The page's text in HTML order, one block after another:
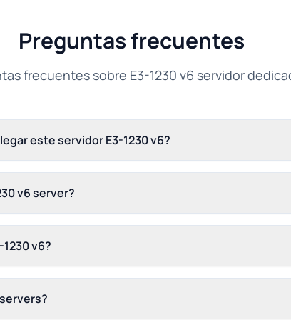
Preguntas frecuentes
frecuentes sobre E3-1230 v6 servidor
este servidor E3-1230 v6?
v6 server?
v6?